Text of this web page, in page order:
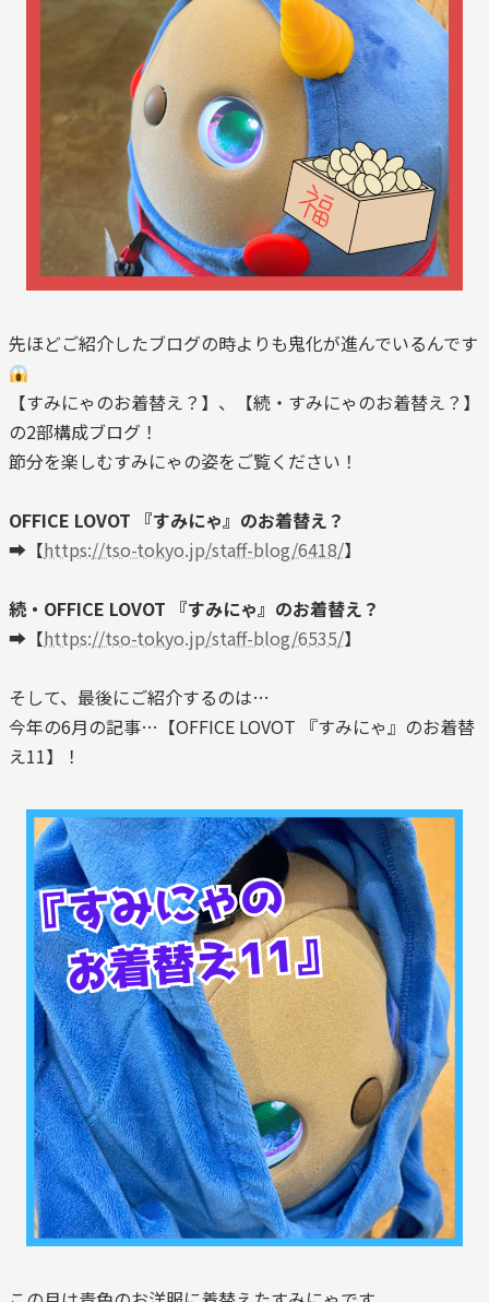
先ほどご紹介したブログの時よりも鬼化が進んでいるんです
【すみにゃのお着替え？】、【続・すみにゃのお着替え？】
の2部構成ブログ！
節分を楽しむすみにゃの姿をご覧ください！
OFFICE LOVOT 『すみにゃ』のお着替え？
➡【https://tso-tokyo.jp/staff-blog/6418/】
続・OFFICE LOVOT 『すみにゃ』のお着替え？
➡【https://tso-tokyo.jp/staff-blog/6535/】
そして、最後にご紹介するのは…
今年の6月の記事…【OFFICE LOVOT 『すみにゃ』のお着替
え11】！